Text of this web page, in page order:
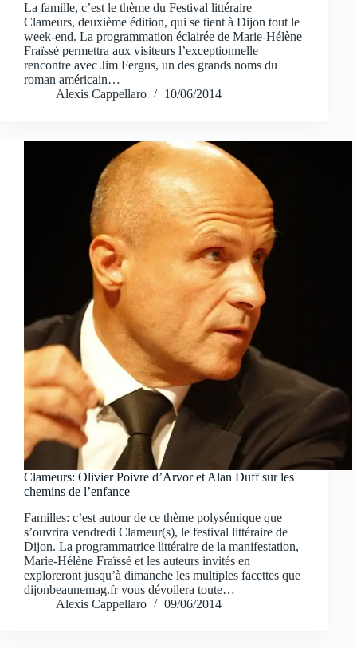
La famille, c’est le thème du Festival littéraire
Clameurs, deuxième édition, qui se tient à Dijon tout le
week-end. La programmation éclairée de Marie-Hélène
Fraïssé permettra aux visiteurs l’exceptionnelle
rencontre avec Jim Fergus, un des grands noms du
roman américain…
Alexis Cappellaro
10/06/2014
Clameurs: Olivier Poivre d’Arvor et Alan Duff sur les
chemins de l’enfance
Familles: c’est autour de ce thème polysémique que
s’ouvrira vendredi Clameur(s), le festival littéraire de
Dijon. La programmatrice littéraire de la manifestation,
Marie-Hélène Fraïssé et les auteurs invités en
exploreront jusqu’à dimanche les multiples facettes que
dijonbeaunemag.fr vous dévoilera toute…
Alexis Cappellaro
09/06/2014